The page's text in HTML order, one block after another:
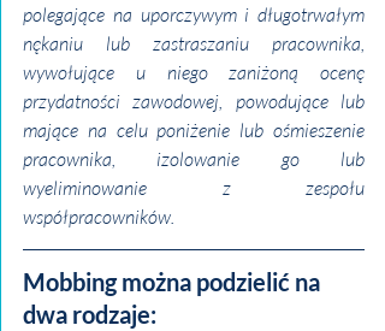
polegające na uporczywym i długotrwałym
nękaniu lub zastraszaniu pracownika,
wywołujące u niego zaniżoną ocenę
przydatności zawodowej, powodujące lub
mające na celu poniżenie lub ośmieszenie
pracownika, izolowanie go lub
wyeliminowanie z zespołu
współpracowników.
Mobbing można podzielić na
dwa rodzaje: